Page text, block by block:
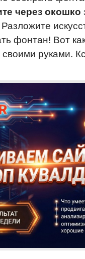
через окошко
фонтан! Вот
руками.